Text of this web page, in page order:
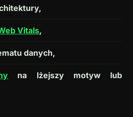
Vitals,
danych,
na lżejszy motyw lub